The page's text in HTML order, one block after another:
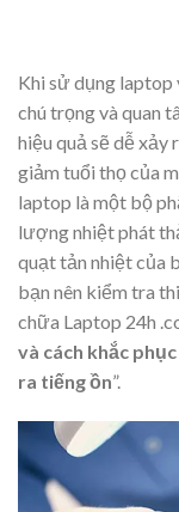
Khi sử dụng
chú trọng và quan
hiệu quả sẽ dễ xảy
giảm tuổi thọ của
laptop là một bộ
lượng nhiệt phát
quạt tản nhiệt của
bạn nên kiểm tra
chữa Laptop 24h
và cách khắc
ra tiếng ồn”.